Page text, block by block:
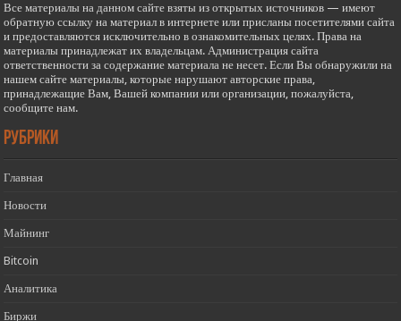
Все материалы на данном сайте взяты из открытых источников — имеют
обратную ссылку на материал в интернете или присланы посетителями сайта
и предоставляются исключительно в ознакомительных целях. Права на
материалы принадлежат их владельцам. Администрация сайта
ответственности за содержание материала не несет. Если Вы обнаружили на
нашем сайте материалы, которые нарушают авторские права,
принадлежащие Вам, Вашей компании или организации, пожалуйста,
сообщите нам.
РУБРИКИ
Главная
Новости
Майнинг
Bitcoin
Аналитика
Биржи